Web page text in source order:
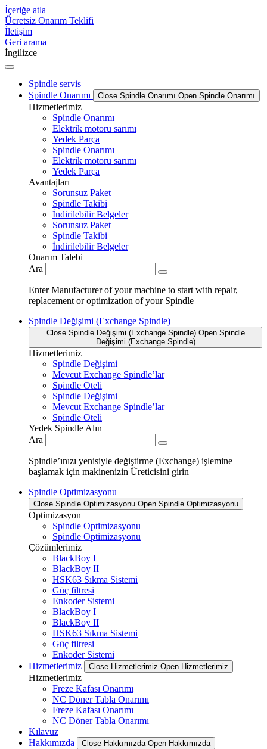
İçeriğe atla
Ücretsiz Onarım Teklifi
İletişim
Geri arama
İngilizce
Spindle servis
Spindle Onarımı
Close Spindle Onarımı Open Spindle Onarımı
Hizmetlerimiz
Spindle Onarımı
Elektrik motoru sarımı
Yedek Parça
Spindle Onarımı
Elektrik motoru sarımı
Yedek Parça
Avantajları
Sorunsuz Paket
Spindle Takibi
İndirilebilir Belgeler
Sorunsuz Paket
Spindle Takibi
İndirilebilir Belgeler
Onarım Talebi
Ara
Enter Manufacturer of your machine to start with repair,
replacement or optimization of your Spindle
Spindle Değişimi (Exchange Spindle)
Close Spindle Değişimi (Exchange Spindle) Open Spindle
Değişimi (Exchange Spindle)
Hizmetlerimiz
Spindle Değişimi
Mevcut Exchange Spindle’lar
Spindle Oteli
Spindle Değişimi
Mevcut Exchange Spindle’lar
Spindle Oteli
Yedek Spindle Alın
Ara
Spindle’ınızı yenisiyle değiştirme (Exchange) işlemine
başlamak için makinenizin Üreticisini girin
Spindle Optimizasyonu
Close Spindle Optimizasyonu Open Spindle Optimizasyonu
Optimizasyon
Spindle Optimizasyonu
Spindle Optimizasyonu
Çözümlerimiz
BlackBoy I
BlackBoy II
HSK63 Sıkma Sistemi
Güç filtresi
Enkoder Sistemi
BlackBoy I
BlackBoy II
HSK63 Sıkma Sistemi
Güç filtresi
Enkoder Sistemi
Hizmetlerimiz
Close Hizmetlerimiz Open Hizmetlerimiz
Hizmetlerimiz
Freze Kafası Onarımı
NC Döner Tabla Onarımı
Freze Kafası Onarımı
NC Döner Tabla Onarımı
Kılavuz
Hakkımızda
Close Hakkımızda Open Hakkımızda